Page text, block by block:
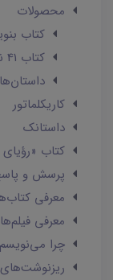
محصولات
کتاب
کتاب 41 نامه به خودم
کاریکلماتور
داستانک‌
کتاب
پرسش و
معرفی
معرفی
چرا